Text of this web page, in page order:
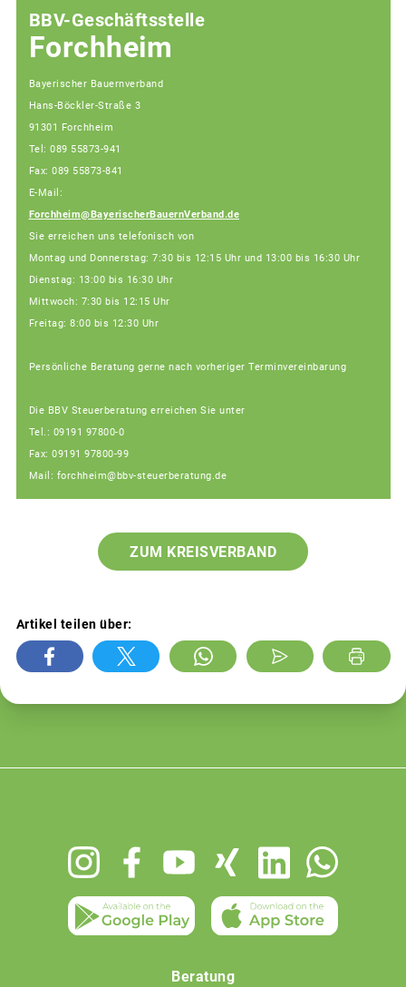
BBV-Geschäftsstelle
Forchheim
Bayerischer Bauernverband
Hans-Böckler-Straße 3
91301 Forchheim
Tel: 089 55873-941
Fax: 089 55873-841
E-Mail:
Forchheim@BayerischerBauernVerband.de
Sie erreichen uns telefonisch von
Montag und Donnerstag: 7:30 bis 12:15 Uhr und 13:00 bis 16:30 Uhr
Dienstag: 13:00 bis 16:30 Uhr
Mittwoch: 7:30 bis 12:15 Uhr
Freitag: 8:00 bis 12:30 Uhr
Persönliche Beratung gerne nach vorheriger Terminvereinbarung
Die BBV Steuerberatung erreichen Sie unter
Tel.: 09191 97800-0
Fax: 09191 97800-99
Mail: forchheim@bbv-steuerberatung.de
ZUM KREISVERBAND
Artikel teilen über:
Beratung